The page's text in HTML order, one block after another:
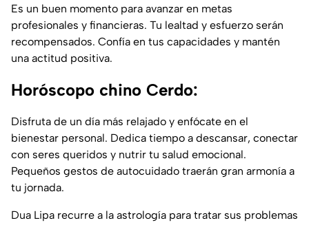
Es un buen momento para avanzar en metas
profesionales y financieras. Tu lealtad y esfuerzo serán
recompensados. Confía en tus capacidades y mantén
una actitud positiva.
Horóscopo chino Cerdo:
Disfruta de un día más relajado y enfócate en el
bienestar personal. Dedica tiempo a descansar, conectar
con seres queridos y nutrir tu salud emocional.
Pequeños gestos de autocuidado traerán gran armonía a
tu jornada.
Dua Lipa recurre a la astrología para tratar sus problemas